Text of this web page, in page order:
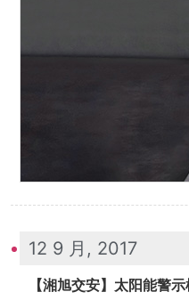
12 9 月, 2017
【湘旭交安】太阳能警